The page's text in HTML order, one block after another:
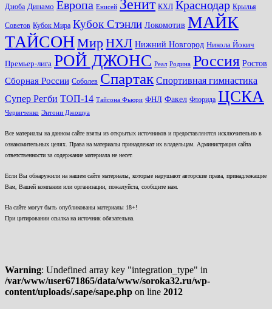
Дзюба Динамо Европа Енисей Зенит КХЛ Краснодар Крылья
Советов Кубок Мира Кубок Стэнли Локомотив МАЙК
ТАЙСОНМирНХЛ Нижний Новгород Никола Йокич
Премьер-лига РОЙ ДЖОНС Реал Родина Россия Ростов
Сборная России Соболев Спартак Спортивная гимнастика
Супер Регби ТОП-14 Тайсона Фьюри ФНЛ Факел Флорида ЦСКА
Червиченко Энтони Джошуа
Все материалы на данном сайте взяты из открытых источников и предоставляются исключительно в
ознакомительных целях. Права на материалы принадлежат их владельцам. Администрация сайта
ответственности за содержание материала не несет.
Если Вы обнаружили на нашем сайте материалы, которые нарушают авторские права, принадлежащие
Вам, Вашей компании или организации, пожалуйста, сообщите нам.
На сайте могут быть опубликованы материалы 18+!
При цитировании ссылка на источник обязательна.
Warning: Undefined array key "integration_type" in
/var/www/user671865/data/www/soroka32.ru/wp-
content/uploads/.sape/sape.php on line 2012